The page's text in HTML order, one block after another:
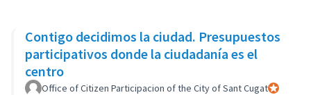
Contigo decidimos la ciudad. Presupuestos
participativos donde la ciudadanía es el
centro
Office of Citizen Participacion of the City of Sant CugatOfficial